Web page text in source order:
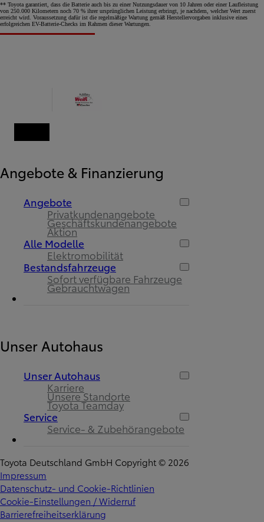
** Toyota garantiert, dass die Batterie auch bis zu einer Nutzungsdauer von 10 Jahren oder einer Laufleistung
von 250.000 Kilometern noch 70 % ihrer ursprünglichen Leistung erbringt, je nachdem, welcher Wert zuerst
erreicht wird. Voraussetzung dafür ist die regelmäßige Wartung gemäß Herstellervorgaben inklusive eines
erfolgreichen EV-Batterie-Checks im Rahmen dieser Wartungen.
Angebote & Finanzierung
Angebote
Privatkundenangebote
Geschäftskundenangebote
Aktion
Alle Modelle
Elektromobilität
Bestandsfahrzeuge
Sofort verfügbare Fahrzeuge
Gebrauchtwagen
Unser Autohaus
Unser Autohaus
Karriere
Unsere Standorte
Toyota Teamday
Service
Service- & Zubehörangebote
Toyota Deutschland GmbH Copyright © 2026
Impressum
Datenschutz- und Cookie-Richtlinien
Cookie-Einstellungen / Widerruf
Barrierefreiheitserklärung